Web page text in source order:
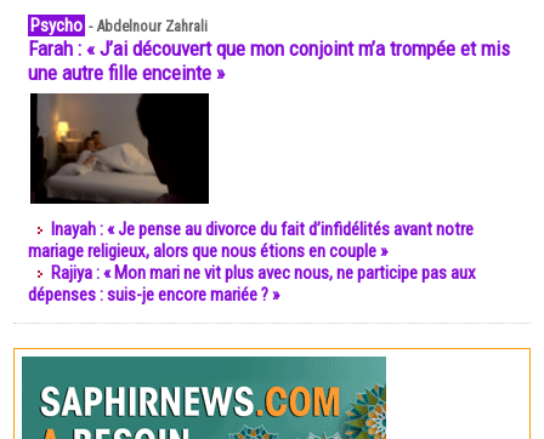
Psycho -Abdelnour Zahrali
Farah : « J’ai découvert que mon conjoint m’a trompée et mis
une autre fille enceinte »
Inayah : « Je pense au divorce du fait d’infidélités avant notre
mariage religieux, alors que nous étions en couple »
Rajiya : « Mon mari ne vit plus avec nous, ne participe pas aux
dépenses : suis-je encore mariée ? »